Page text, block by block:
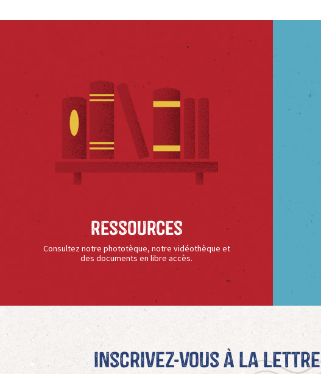
Ressources
Consultez notre phototèque, notre vidéothèque et
des documents en libre accès.
Inscrivez-vous à La Lettre